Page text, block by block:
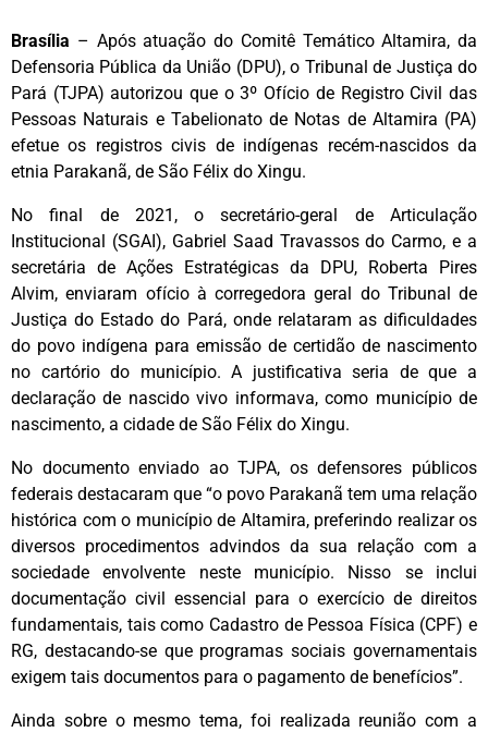
Brasília – Após atuação do Comitê Temático Altamira, da
Defensoria Pública da União (DPU), o Tribunal de Justiça do
Pará (TJPA) autorizou que o 3º Ofício de Registro Civil das
Pessoas Naturais e Tabelionato de Notas de Altamira (PA)
efetue os registros civis de indígenas recém-nascidos da
etnia Parakanã, de São Félix do Xingu.
No final de 2021, o secretário-geral de Articulação
Institucional (SGAI), Gabriel Saad Travassos do Carmo, e a
secretária de Ações Estratégicas da DPU, Roberta Pires
Alvim, enviaram ofício à corregedora geral do Tribunal de
Justiça do Estado do Pará, onde relataram as dificuldades
do povo indígena para emissão de certidão de nascimento
no cartório do município. A justificativa seria de que a
declaração de nascido vivo informava, como município de
nascimento, a cidade de São Félix do Xingu.
No documento enviado ao TJPA, os defensores públicos
federais destacaram que “o povo Parakanã tem uma relação
histórica com o município de Altamira, preferindo realizar os
diversos procedimentos advindos da sua relação com a
sociedade envolvente neste município. Nisso se inclui
documentação civil essencial para o exercício de direitos
fundamentais, tais como Cadastro de Pessoa Física (CPF) e
RG, destacando-se que programas sociais governamentais
exigem tais documentos para o pagamento de benefícios”.
Ainda sobre o mesmo tema, foi realizada reunião com a